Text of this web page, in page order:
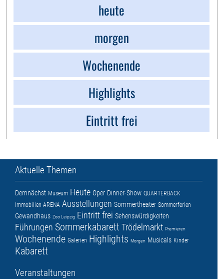
heute
morgen
Wochenende
Highlights
Eintritt frei
Aktuelle Themen
Demnächst Museum Heute Oper Dinner-Show QUARTERBACK
Immobilien ARENA Ausstellungen Sommertheater Sommerferien
Gewandhaus Zoo Leipzig Eintritt frei Sehenswürdigkeiten
Führungen Sommerkabarett Trödelmarkt Premieren
Wochenende Galerien Highlights Morgen Musicals Kinder
Kabarett
Veranstaltungen